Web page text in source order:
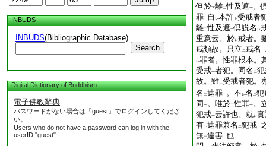
INBUDS
INBUDS(Bibliographic Database)
Search
Digital Dictionary of Buddhism
電子佛教辭典
パスワードがない場合は「guest」でログインしてくださ
い。
Users who do not have a password can log in with the
userID "guest".
但於下離二性及遮一。
罪一自 レ本許下受戒者
離二性及遮一倶説名 レ
重意云。於レ戒者。
戒類故。只立 二戒名 一
レ罪者。性罪根本。
受戒一者犯。同名 二
故。雖三受戒者犯。
名 二遮罪一。不 レ名 二犯
同 一。唯於二性罪一。
犯戒一云許也。就レ
有下遮罪兼名 二犯戒一
無二違害一也